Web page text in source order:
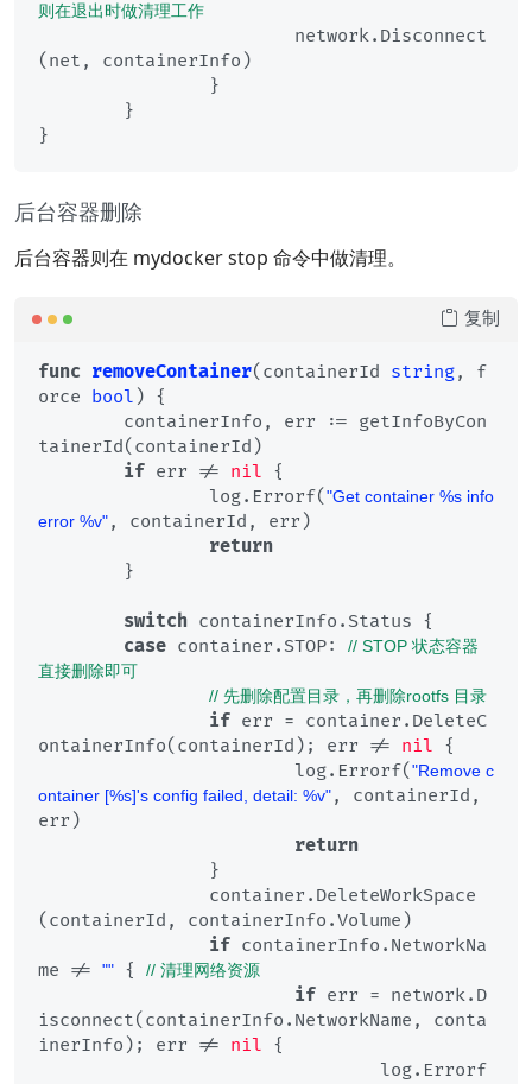
则在退出时做清理工作
(net, containerInfo)
后台容器删除
后台容器则在 mydocker stop 命令中做清理。
func removeContainer(containerId string, f
orce bool ) {
tainerId(containerId)
if err != nil {
		log.Errorf(
"Get container %s info
error %v", containerId, err)
return
switch containerInfo.Status {
case container.STOP: // STOP 状态容器
直接删除即可
// 先删除配置目录，再删除rootfs 目录
if err = container.DeleteC
ontainerInfo(containerId); err != nil {
			log.Errorf(
"Remove c
ontainer [%s]'s config failed, detail: %v", containerId,
err)
return
(containerId, containerInfo.Volume)
if containerInfo.NetworkNa
me != "" { // 清理网络资源
if err = network.D
isconnect(containerInfo.NetworkName, conta
inerInfo); err != nil {
复制